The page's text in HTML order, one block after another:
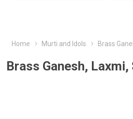
Home Murti and Idols Brass
Brass Ganesh,